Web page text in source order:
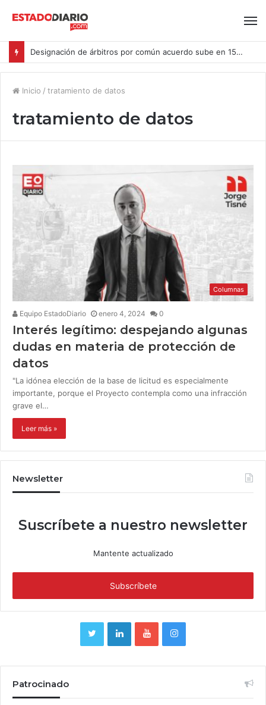
Designación de árbitros por común acuerdo sube en 15% en las causas ingresadas al CAM Santiago durante el primer semestre del año
Inicio / tratamiento de datos
tratamiento de datos
Columnas
Equipo EstadoDiario enero 4, 2024 0
Interés legítimo: despejando algunas
dudas en materia de protección de
datos
"La idónea elección de la base de licitud es especialmente
importante, porque el Proyecto contempla como una infracción
grave el…
Leer más »
Newsletter
Suscríbete a nuestro newsletter
Mantente actualizado
Patrocinado